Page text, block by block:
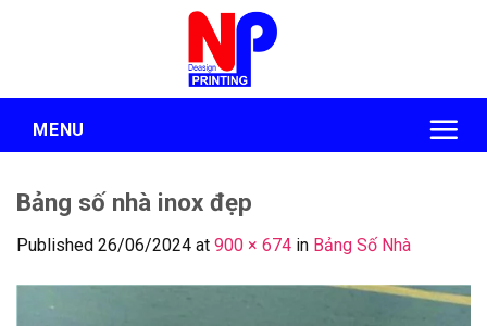
MENU
Bảng số nhà inox đẹp
Published 26/06/2024 at 900 × 674 in Bảng Số Nhà